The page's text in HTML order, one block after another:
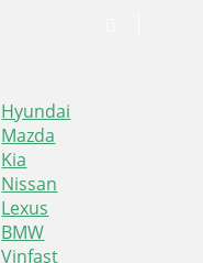
Hyundai
Mazda
Kia
Nissan
Lexus
BMW
Vinfast